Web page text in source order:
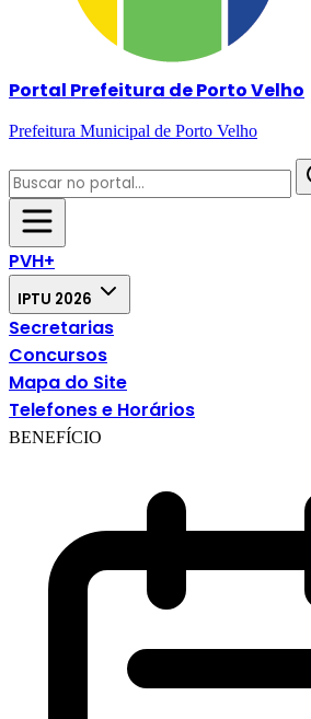
Portal Prefeitura de Porto Velho
Prefeitura Municipal de Porto Velho
PVH+
IPTU 2026
Secretarias
Concursos
Mapa do Site
Telefones e Horários
BENEFÍCIO